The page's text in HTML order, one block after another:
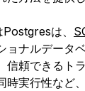
は、
ョナルデータ
信頼できるト
時実行性など